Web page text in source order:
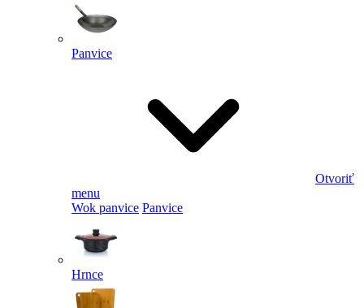
Panvice
Otvoriť
menu
Wok panvice Panvice
Hrnce